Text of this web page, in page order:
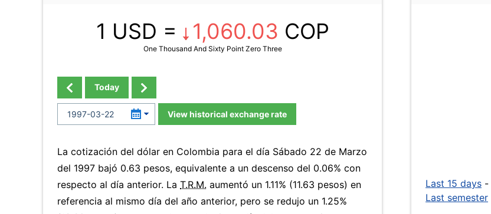
1 USD = 1,060.03 COP
One Thousand And Sixty Point Zero Three
Today
View historical exchange rate
La cotización del dólar en Colombia para el día Sábado 22 de Marzo
del 1997 bajó 0.63 pesos, equivalente a un descenso del 0.06% con
respecto al día anterior. La T.R.M. aumentó un 1.11% (11.63 pesos) en
referencia al mismo día del año anterior, pero se redujo un 1.25%
Last 15 days -
Last semester